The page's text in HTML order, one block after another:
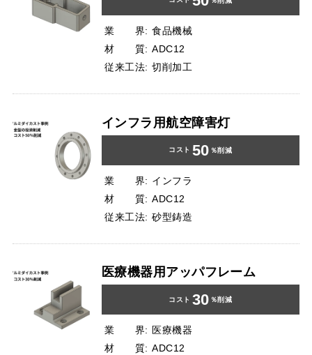
業 界: 食品機械
材 質: ADC12
従来工法: 切削加工
インフラ用航空障害灯
コスト 50 ％削減
業 界: インフラ
材 質: ADC12
従来工法: 砂型鋳造
医療機器用アッパフレーム
コスト 30 ％削減
業 界: 医療機器
材 質: ADC12